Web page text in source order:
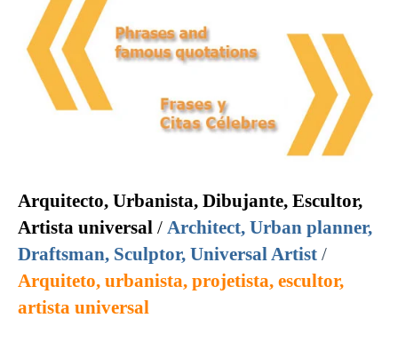
Arquitecto, Urbanista, Dibujante, Escultor,
Artista universal / Architect, Urban planner,
Draftsman, Sculptor, Universal Artist /
Arquiteto, urbanista, projetista, escultor,
artista universal